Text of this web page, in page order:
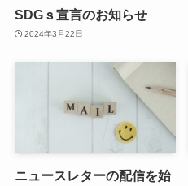
SDGｓ宣言のお知らせ
2024年3月22日
ニュースレターの配信を始